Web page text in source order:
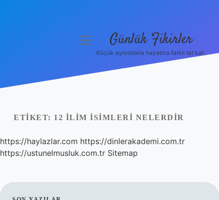
Yasal Uyarı
Hakkımızda
menüyü Günlük Fikirler
Küçük ayrıntılarla hayatına farklı tat kat.
ETIKET: 12 ILIM ISIMLERI NELERDIR
https://haylazlar.com https://dinlerakademi.com.tr
https://ustunelmusluk.com.tr Sitemap